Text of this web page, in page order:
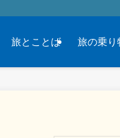
旅とことば 旅の乗り